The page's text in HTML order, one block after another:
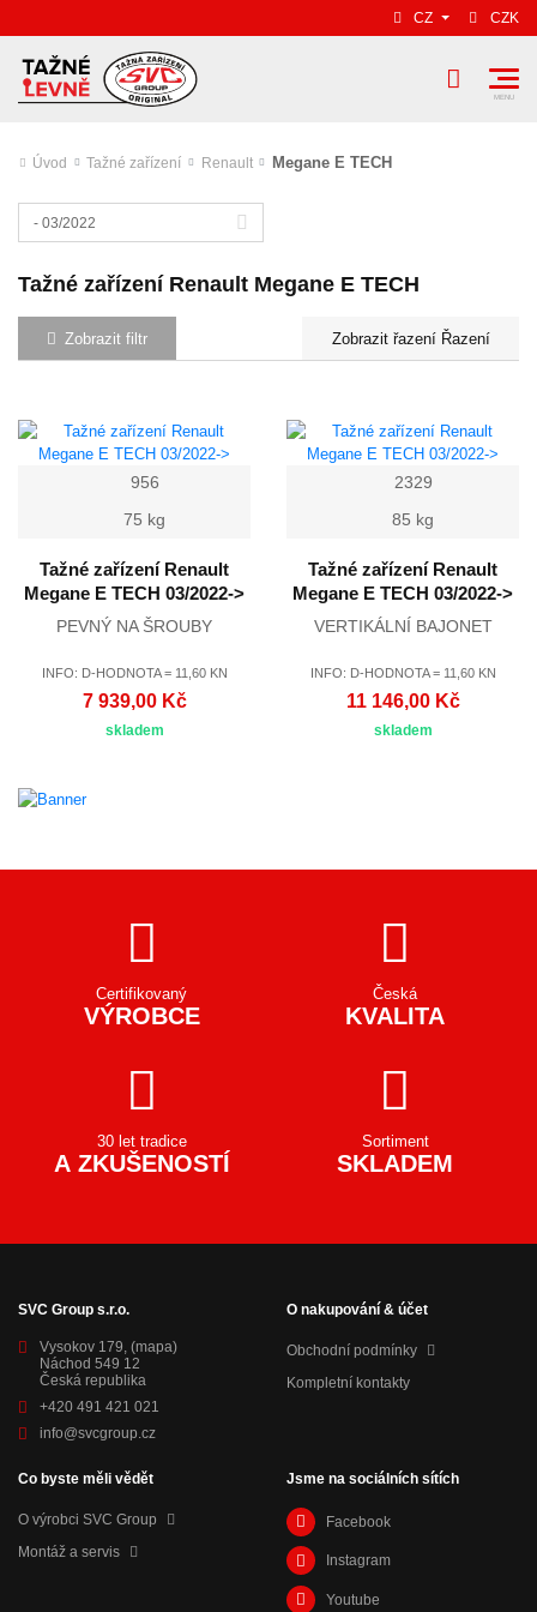
CZ CZK
Úvod Tažné zařízení Renault Megane E TECH
- 03/2022
Tažné zařízení Renault Megane E TECH
Zobrazit filtr Řazení
956
75 kg
Tažné zařízení Renault
Megane E TECH 03/2022->
PEVNÝ NA ŠROUBY
INFO: D-HODNOTA = 11,60 KN
7 939,00 Kč
skladem
2329
85 kg
Tažné zařízení Renault
Megane E TECH 03/2022->
VERTIKÁLNÍ BAJONET
INFO: D-HODNOTA = 11,60 KN
11 146,00 Kč
skladem
Certifikovaný
VÝROBCE
Česká
KVALITA
30 let tradice
A ZKUŠENOSTÍ
Sortiment
SKLADEM
SVC Group s.r.o.
Vysokov 179, (mapa)
Náchod 549 12
Česká republika
+420 491 421 021
info@svcgroup.cz
O nakupování & účet
Obchodní podmínky
Kompletní kontakty
Co byste měli vědět
O výrobci SVC Group
Montáž a servis
Jsme na sociálních sítích
Facebook
Instagram
Youtube